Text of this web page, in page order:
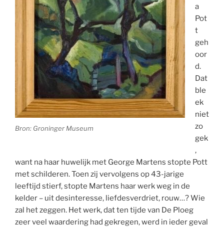
Bron: Groninger Museum
a
Pot
t
geh
oor
d.
Dat
ble
ek
niet
zo
gek
,
want na haar huwelijk met George Martens stopte Pott
met schilderen. Toen zij vervolgens op 43-jarige
leeftijd stierf, stopte Martens haar werk weg in de
kelder – uit desinteresse, liefdesverdriet, rouw…? Wie
zal het zeggen. Het werk, dat ten tijde van De Ploeg
zeer veel waardering had gekregen, werd in ieder geval